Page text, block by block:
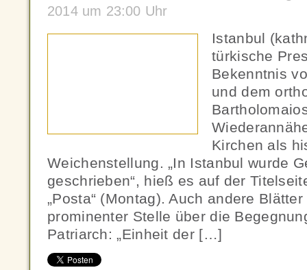
2014 um 23:00 Uhr
Istanbul
türkische
Bekenntnis
und dem
Kirchen als
Weichenstellung. „In Istanbul wurde
geschrieben“, hieß es auf der
„Posta“ (Montag). Auch andere
prominenter Stelle über die
Patriarch: „Einheit der […]